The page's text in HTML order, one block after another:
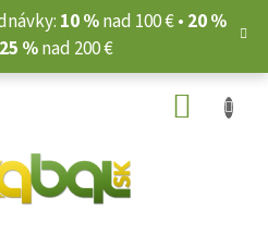
10 %nad 100 € • 20 %
25 %nad 200 €